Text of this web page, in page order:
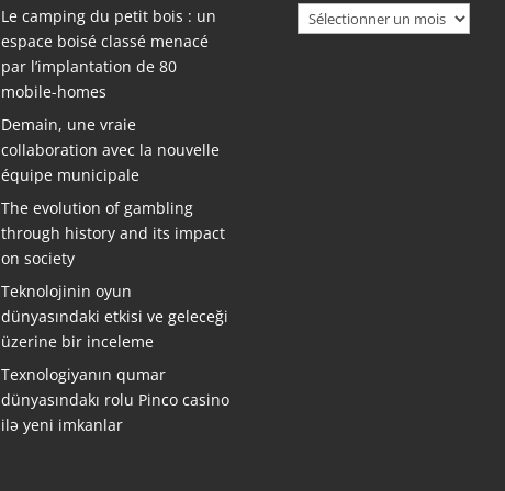
Le camping du petit bois : un
espace boisé classé menacé
par l’implantation de 80
mobile-homes
Demain, une vraie
collaboration avec la nouvelle
équipe municipale
The evolution of gambling
through history and its impact
on society
Teknolojinin oyun
dünyasındaki etkisi ve geleceği
üzerine bir inceleme
Texnologiyanın qumar
dünyasındakı rolu Pinco casino
ilə yeni imkanlar
Archives